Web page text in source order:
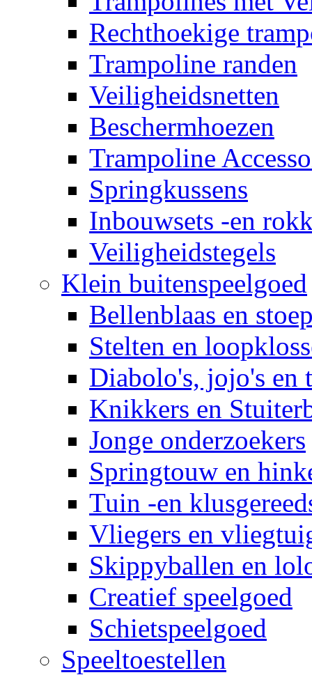
Rechthoekige
Trampoline randen
Veiligheidsnetten
Beschermhoezen
Trampoline
Springkussens
Inbouwsets -en
Veiligheidstegels
Klein buitenspeelgoed
Bellenblaas en
Stelten en
Diabolo's, jojo's en
Knikkers en
Jonge onderzoekers
Springtouw en
Tuin -en
Vliegers en
Skippyballen en
Creatief speelgoed
Schietspeelgoed
Speeltoestellen